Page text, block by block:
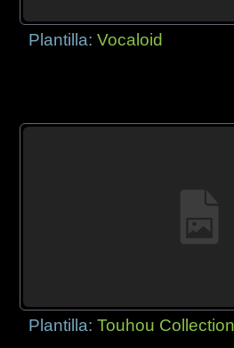
Plantilla:Vocaloid
Plantilla:Touhou Collection